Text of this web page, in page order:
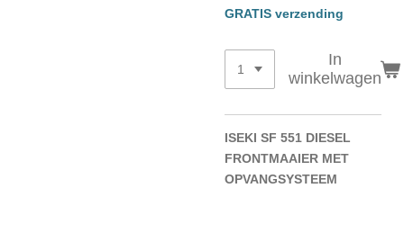
GRATIS verzending
In
winkelwagen
ISEKI SF 551 DIESEL
FRONTMAAIER MET
OPVANGSYSTEEM